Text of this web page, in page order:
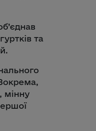
та
мінну